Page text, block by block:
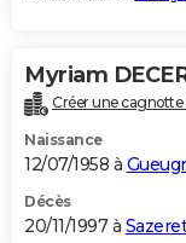
Myriam
Créer une cagnotte
Naissance
12/07/1958 à
Décès
20/11/1997 à Sazeret